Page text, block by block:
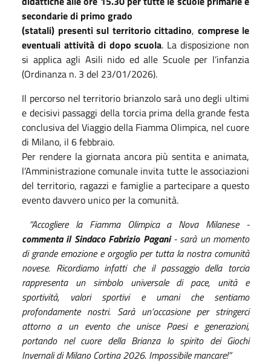
secondarie di primo grado
(statali) presenti sul territorio cittadino, comprese le
eventuali attività di dopo scuola. La disposizione non
si applica agli Asili nido ed alle Scuole per l’infanzia
(Ordinanza n. 3 del 23/01/2026).
Il percorso nel territorio brianzolo sarà uno degli ultimi
e decisivi passaggi della torcia prima della grande festa
conclusiva del Viaggio della Fiamma Olimpica, nel cuore
di Milano, il 6 febbraio.
Per rendere la giornata ancora più sentita e animata,
l’Amministrazione comunale invita tutte le associazioni
del territorio, ragazzi e famiglie a partecipare a questo
evento davvero unico per la comunità.
“Accogliere la Fiamma Olimpica a Nova Milanese -
commenta il Sindaco Fabrizio Pagani- sarà un momento
di grande emozione e orgoglio per tutta la nostra comunità
novese. Ricordiamo infatti che il passaggio della torcia
rappresenta un simbolo universale di pace, unità e
sportività, valori sportivi e umani che sentiamo
profondamente nostri. Sarà un’occasione per stringerci
attorno a un evento che unisce Paesi e generazioni,
portando nel cuore della Brianza lo spirito dei Giochi
Invernali di Milano Cortina 2026. Impossibile mancare!”